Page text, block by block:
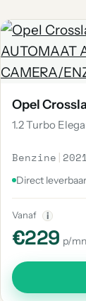
Opel
1.2 Turbo
Benzine |
Direct leverbaar
Vanaf i
€229 p/